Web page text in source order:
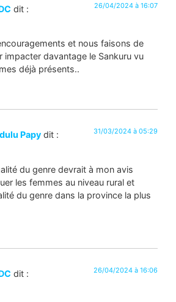
dit : 26/04/2024 à 16:07
et nous faisons de
impacter davantage le Sankuru vu
déjà présents..
Papy dit : 31/03/2024 à 05:29
du genre devrait à mon avis
les femmes au niveau rural et
du genre dans la province la plus
dit : 26/04/2024 à 16:06